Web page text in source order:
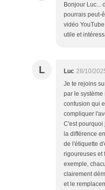
Bonjour Luc...
pourrais peut-
vidéo
utile et
L Luc 28/10/
Je te rejoins
par le système
confusion qui
compliquer
C'est pourquoi
la différence
de l'étiquette
rigoureuses et
exemple,
clairement
et le